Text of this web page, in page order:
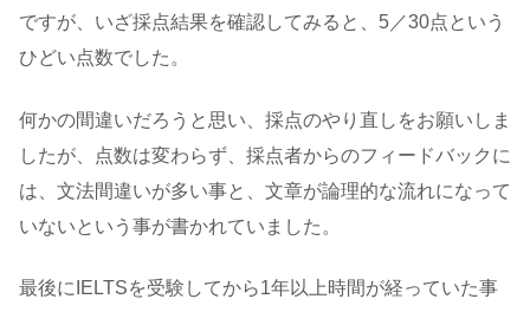
ですが、いざ採点結果を確認してみると、5／30点という
ひどい点数でした。
何かの間違いだろうと思い、採点のやり直しをお願いしま
したが、点数は変わらず、採点者からのフィードバックに
は、文法間違いが多い事と、文章が論理的な流れになって
いないという事が書かれていました。
最後にIELTSを受験してから1年以上時間が経っていた事